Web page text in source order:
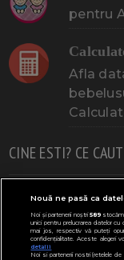
pentru
Afla
CINE ESTI? CE
Doresc un copil
Urmeaza sa nasc
Bebe febra Caut
Nouă ne pasă ca
Noi și partenerii noștri589stocăm
unici pentru prelucrarea datelor
mai jos, respectiv vă puteți
confidențialitate. Aceste alegeri
detalii
Noi si partenerii nostri (retelele